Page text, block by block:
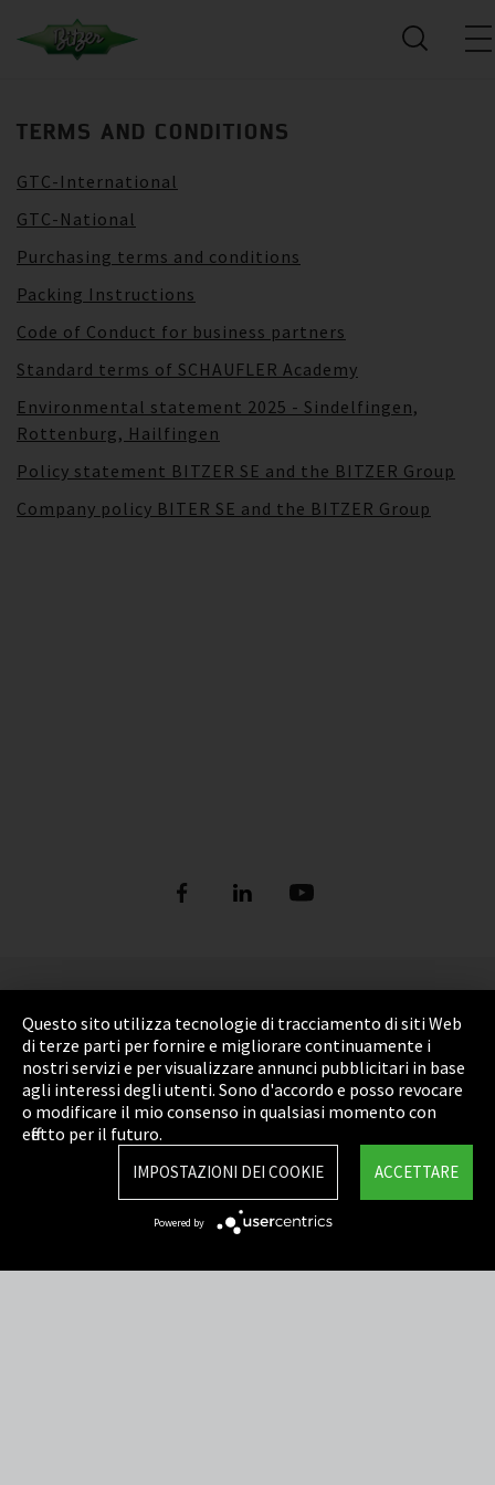
TERMS AND CONDITIONS
GTC-International
GTC-National
Purchasing terms and conditions
Packing Instructions
Code of Conduct for business partners
Standard terms of SCHAUFLER Academy
Environmental statement 2025 - Sindelfingen,
Rottenburg, Hailfingen
Policy statement BITZER SE and the BITZER Group
Company policy BITER SE and the BITZER Group
Privacy Policy
Cookie Settings
Termini e Condizioni
Integrity Line
Questo sito utilizza tecnologie di tracciamento di siti Web
di terze parti per fornire e migliorare continuamente i
nostri servizi e per visualizzare annunci pubblicitari in base
agli interessi degli utenti. Sono d'accordo e posso revocare
o modificare il mio consenso in qualsiasi momento con
effetto per il futuro.
ACCETTARE
IMPOSTAZIONI DEI COOKIE
Powered by